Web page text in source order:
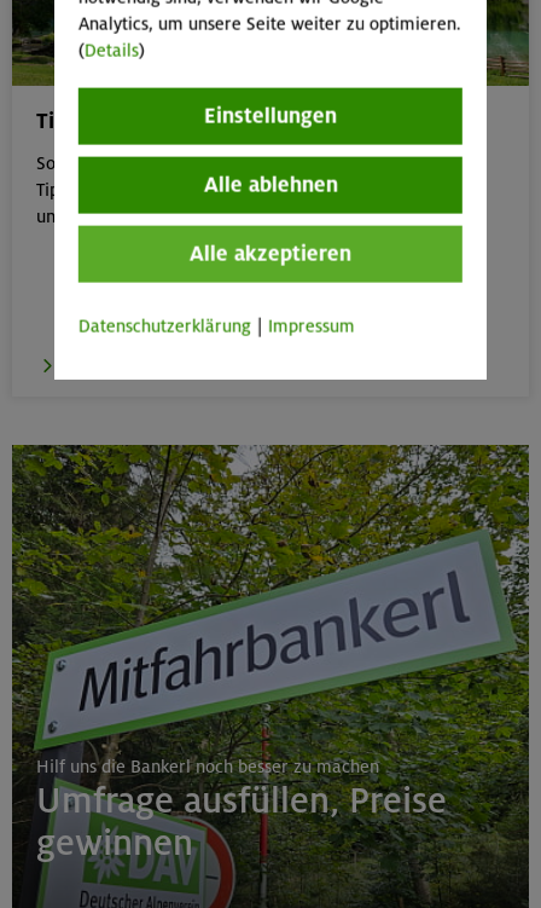
Tipps für Bergtouren im Sommer
Sommer in den Bergen genießen – aber sicher: Unsere
Tipps zu Hitze, Gewitter & Co. helfen dir, entspannt
unterwegs zu bleiben.
Hilf uns die Bankerl noch besser zu machen
Umfrage ausfüllen, Preise
gewinnen
Analytics, um unsere Seite weiter zu optimieren.
(Details)
Einstellungen
Alle ablehnen
Alle akzeptieren
Datenschutzerklärung Impressum